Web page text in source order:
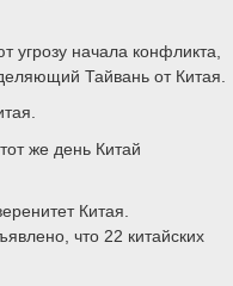
начала конфликта,
Тайвань от Китая.
же день Китай
Китая.
что 22 китайских